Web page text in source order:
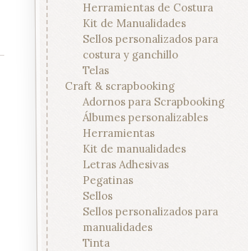
Herramientas de Costura
Kit de Manualidades
Sellos personalizados para
costura y ganchillo
Telas
Craft & scrapbooking
Adornos para Scrapbooking
Álbumes personalizables
Herramientas
Kit de manualidades
Letras Adhesivas
Pegatinas
Sellos
Sellos personalizados para
manualidades
Tinta